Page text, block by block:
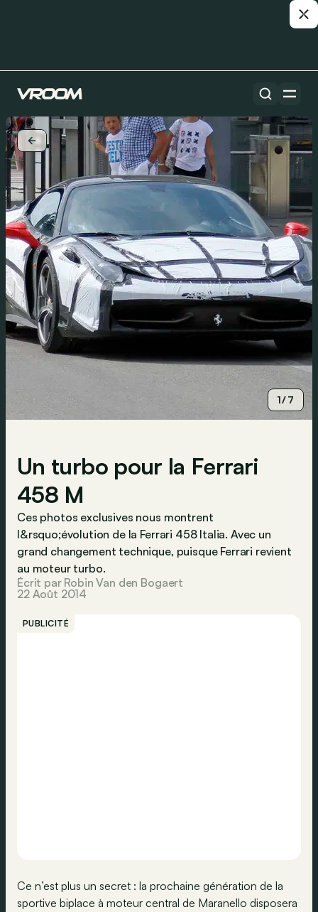
1/7
Un turbo pour la Ferrari
458 M
Ces photos exclusives nous montrent
l&rsquo;évolution de la Ferrari 458 Italia. Avec un
grand changement technique, puisque Ferrari revient
au moteur turbo.
Écrit par Robin Van den Bogaert
22 Août 2014
PUBLICITÉ
Ce n’est plus un secret : la prochaine génération de la
sportive biplace à moteur central de Maranello disposera